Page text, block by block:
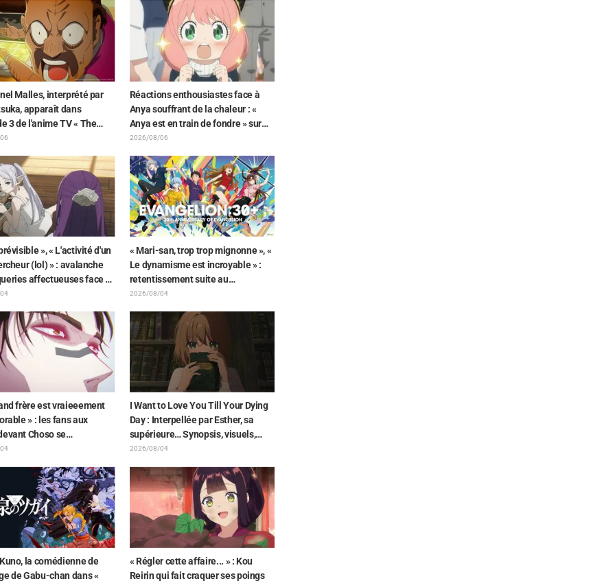
Dream Stage de « Star
Precure! » : « C’est le W
Elusive Samurai »
Malles, interprété par
apparaît dans
3 de l'anime TV « The
the Shell » ! Commentaire
Réactions enthousiastes face à
Anya souffrant de la chaleur : «
Anya est en train de fondre » sur
l'illustration d'annonce de « SPY x
2026/08/06
», « L'activité d'un
(lol) » : avalanche
affectueuses face à
de Frieren piégée par
»
« Mari-san, trop trop mignonne », «
Le dynamisme est incroyable » :
retentissement suite au
dévoilement d'un superbe dessin
représentant les trois filles de «
Neon Genesis Evangelion » en
combinaison Plugsuit
2026/08/04
frère est vraieeement
» : les fans aux
Choso se
de Yūji Itadori sur
« JUJUTSU KAISEN »
I Want to Love You Till Your Dying
Day : Interpellée par Esther, sa
supérieure… Synopsis, visuels,
bande-annonce WEB et affiches
2026/08/04
la comédienne de
de Gabu-chan dans «
« Régler cette affaire... » : Kou
Reirin qui fait craquer ses poings